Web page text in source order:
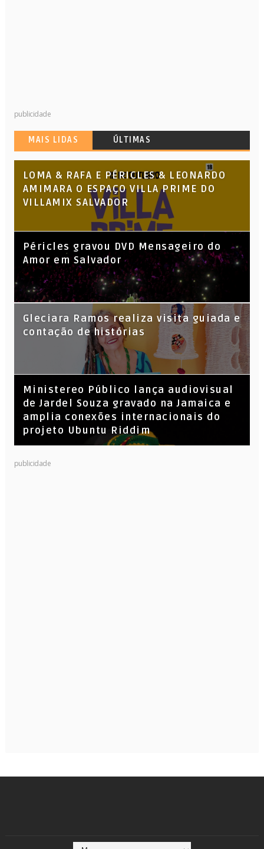
publicidade
MAIS LIDAS ÚLTIMAS
LOMA & RAFA E PÉRICLES & LEONARDO
AMIMARA O ESPAÇO VILLA PRIME DO
VILLAMIX SALVADOR
Péricles gravou DVD Mensageiro do
Amor em Salvador
KL Jay (Racionais MC’s), DJ Raíz e DJ
Leandro Vitrola na BIGSHAKE 14
Gleciara Ramos realiza visita guiada e
contação de histórias
​Ministereo Público lança audiovisual
de Jardel Souza gravado na Jamaica e
amplia conexões internacionais do
projeto Ubuntu Riddim
publicidade